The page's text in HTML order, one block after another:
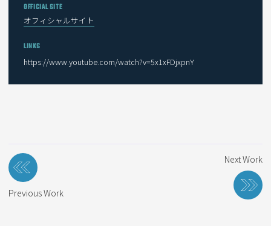
OFFICIAL SITE
オフィシャルサイト
LINKS
https://www.youtube.com/watch?v=5x1xFDjxpnY
投
稿
ナ
ビ
Previous Work
Next Work